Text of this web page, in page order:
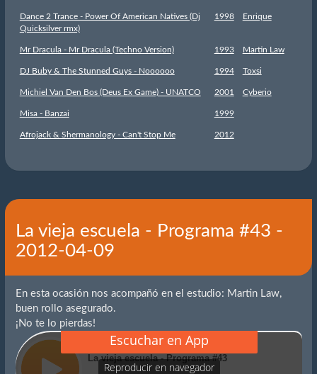
Dance 2 Trance - Power Of American Natives (Dj
Quicksilver rmx)
1998 Enrique
Mr Dracula - Mr Dracula (Techno Version) 1993 Martin Law
DJ Buby & The Stunned Guys - Noooooo 1994 Toxsi
Michiel Van Den Bos (Deus Ex Game) - UNATCO 2001 Cyberio
Misa - Banzai 1999
Afrojack & Shermanology - Can't Stop Me 2012
La vieja escuela - Programa #43 -
2012-04-09
En esta ocasión nos acompañó en el estudio: Martin Law,
buen rollo asegurado.
¡No te lo pierdas!